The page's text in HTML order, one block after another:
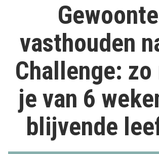
vasthouden
Challenge: zo
je van 6
blijvende